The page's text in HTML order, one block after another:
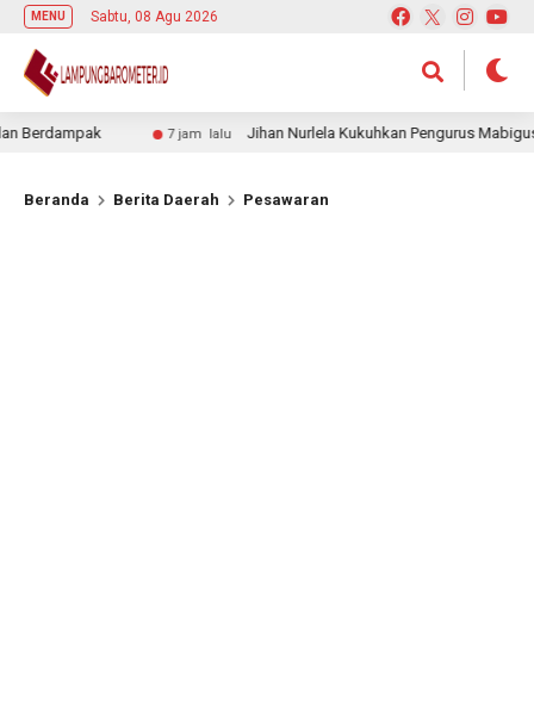
MENU Sabtu, 08 Agu 2026
7 jam lalu Jihan Nurlela Kukuhkan Pengurus Mabigus dan
Beranda Berita Daerah Pesawaran